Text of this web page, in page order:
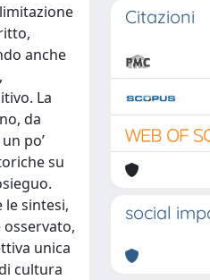
anche
La
da
po’
su
le sintesi,
unica
cultura
Citazioni
social